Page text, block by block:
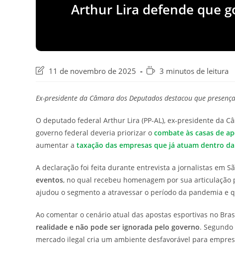
Arthur Lira defende que
Última
post:
11 de novembro de 2025
Tempo3 minutos de leitura
Ex-presidente da Câmara dos Deputados destacou que
O deputado federal Arthur Lira (PP-AL), ex-presidente da
governo federal deveria priorizar o combate às casas de
aumentar a taxação das empresas que já atuam dentro
A declaração foi feita durante entrevista a jornalistas em
eventos, no qual recebeu homenagem por sua
ajudou o segmento a atravessar o período da pandemia e
Ao comentar o cenário atual das apostas esportivas no
realidade e não pode ser ignorada pelo governo.
mercado ilegal cria um ambiente desfavorável para